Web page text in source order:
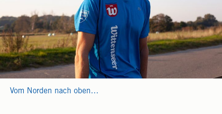
Vom Norden nach oben…